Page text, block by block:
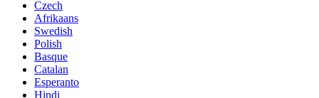
Czech
Afrikaans
Swedish
Polish
Basque
Catalan
Esperanto
Hindi